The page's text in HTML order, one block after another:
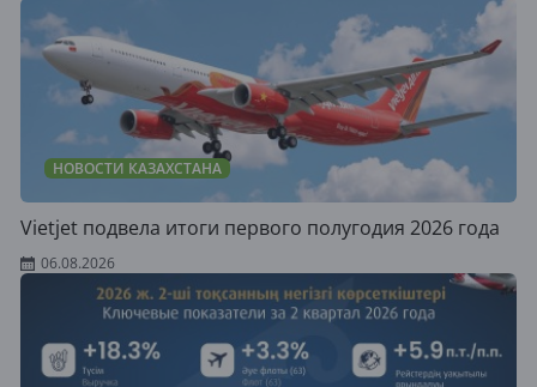
НОВОСТИ КАЗАХСТАНА
Vietjet подвела итоги первого полугодия 2026 года
06.08.2026